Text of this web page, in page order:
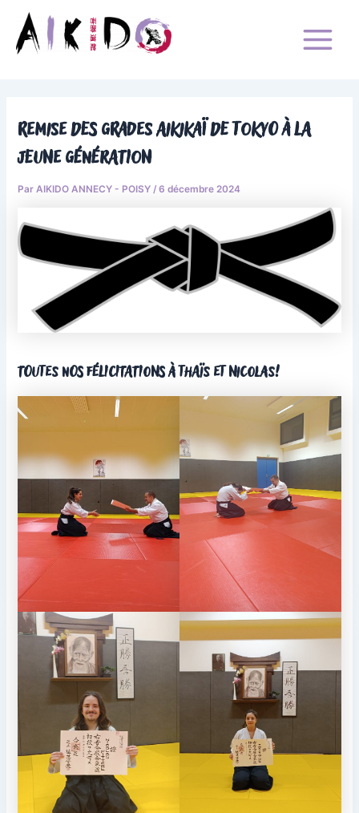
contenu
Menu
Remise des grades Aikikaï de Tokyo à la
jeune génération
ParAIKIDO ANNECY - POISY /6 décembre 2024
toutes nos félicitations à Thaïs et Nicolas!